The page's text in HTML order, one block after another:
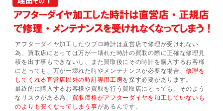
アフターダイヤ加工したウブロ時計は直営店で修理が受けれない
為、買取店にとっては万が一壊れた時計の買取の際に正確な修理見
積を出す事もできないし、また買取後にその時計を購入するお客様
にとっても、万が一壊れた時やメンテナンスが必要な場合、修理を
してくれる直営店以外の時計専用工房を探す必要があります。
最終的に購入するお客様や買取を行う買取店にとっても、そのよう
なリスクがある為、 買取価格がアフターダイヤを加工していないも
のよりも安くなってしまう事があるんです。